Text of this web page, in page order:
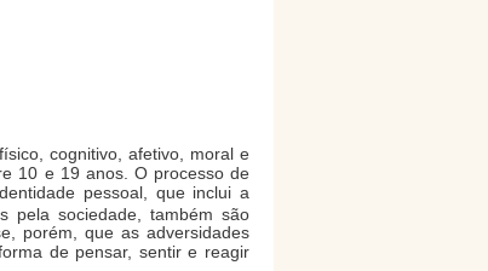
cognitivo, afetivo, moral e
10 e 19 anos. O processo de
pessoal, que inclui a
pela sociedade, também são
porém, que as adversidades
de pensar, sentir e reagir